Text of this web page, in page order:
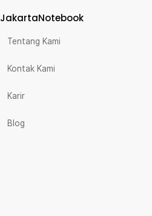
JakartaNotebook
Tentang Kami
Kontak Kami
Karir
Blog